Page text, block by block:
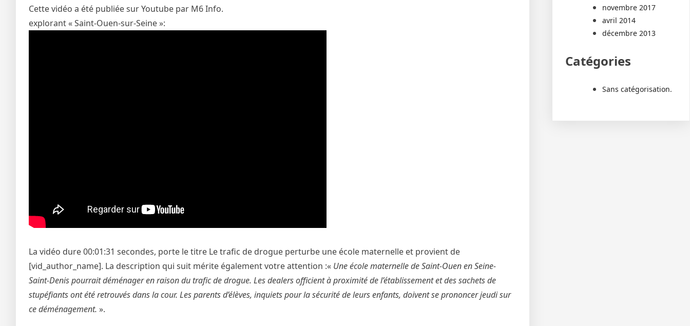
Cette vidéo a été publiée sur Youtube par M6 Info.
explorant « Saint-Ouen-sur-Seine »:
La vidéo dure 00:01:31 secondes, porte le titre Le trafic de drogue perturbe une école maternelle et provient de
[vid_author_name]. La description qui suit mérite également votre attention :« Une école maternelle de Saint-Ouen en Seine-
Saint-Denis pourrait déménager en raison du trafic de drogue. Les dealers officient à proximité de l’établissement et des sachets de
stupéfiants ont été retrouvés dans la cour. Les parents d’élèves, inquiets pour la sécurité de leurs enfants, doivent se prononcer jeudi sur
ce déménagement. ».
novembre 2017
avril 2014
décembre 2013
Catégories
Sans catégorisation.